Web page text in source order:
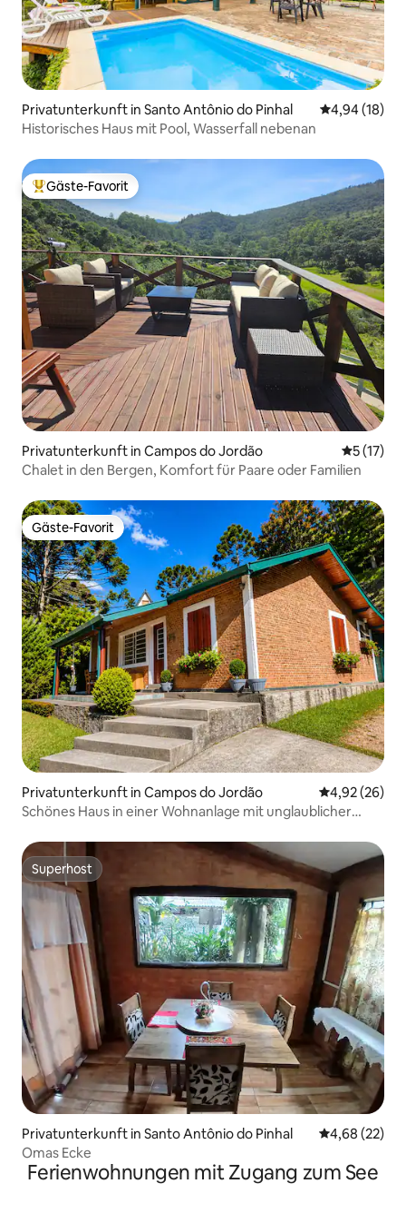
Privatunterkunft in Santo Antônio do Pinhal
4,94 (18)
Historisches Haus mit Pool, Wasserfall nebenan
Beliebter Gäste-Favorit.
Gäste-Favorit
Privatunterkunft in Campos do Jordão
5 (17)
Chalet in den Bergen, Komfort für Paare oder Familien
Gäste-Favorit
Gäste-Favorit
Privatunterkunft in Campos do Jordão
4,92 (26)
Schönes Haus in einer Wohnanlage mit unglaublicher
Superhost
Superhost
Privatunterkunft in Santo Antônio do Pinhal
4,68 (22)
Omas Ecke
Ferienwohnungen mit Zugang zum See